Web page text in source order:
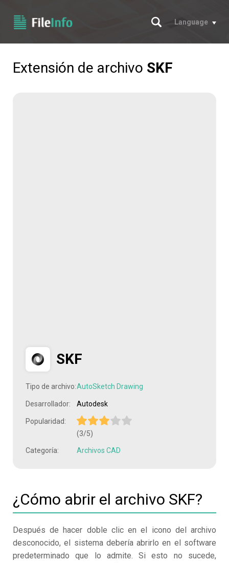
Buscar
Language
Extensión de archivo SKF
SKF
Tipo de archivo:AutoSketch Drawing
Desarrollador: Autodesk
Popularidad:
(3/5)
Categoría: Archivos CAD
¿Cómo abrir el archivo SKF?
Después de hacer doble clic en el icono del archivo
desconocido, el sistema debería abrirlo en el software
predeterminado que lo admite. Si esto no sucede,